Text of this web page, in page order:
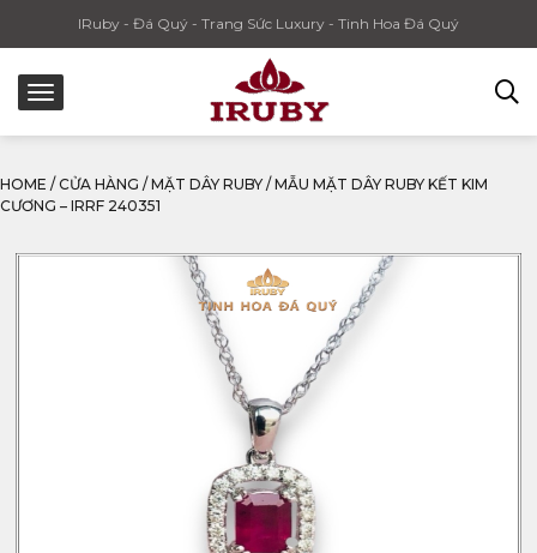
IRuby - Đá Quý - Trang Sức Luxury - Tinh Hoa Đá Quý
HOME / CỬA HÀNG / MẶT DÂY RUBY / MẪU MẶT DÂY RUBY KẾT KIM
CƯƠNG – IRRF 240351